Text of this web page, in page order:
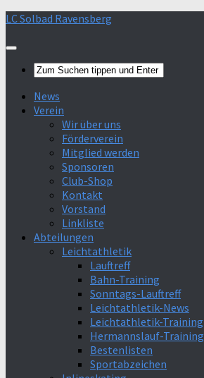
Skip
content
LC Solbad Ravensberg
News
Verein
Wir über uns
Förderverein
Mitglied werden
Sponsoren
Club-Shop
Kontakt
Vorstand
Linkliste
Abteilungen
Leichtathletik
Lauftreff
Bahn-Training
Sonntags-Lauftreff
Leichtathletik-News
Leichtathletik-Training
Hermannslauf-Training
Bestenlisten
Sportabzeichen
>Mehr Infos<